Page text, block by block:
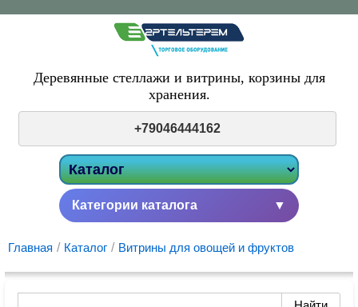
Деревянные стеллажи и витрины, корзины для
хранения.
+79046444162
Категории каталога ▼
Главная / Каталог / Витрины для овощей и фруктов